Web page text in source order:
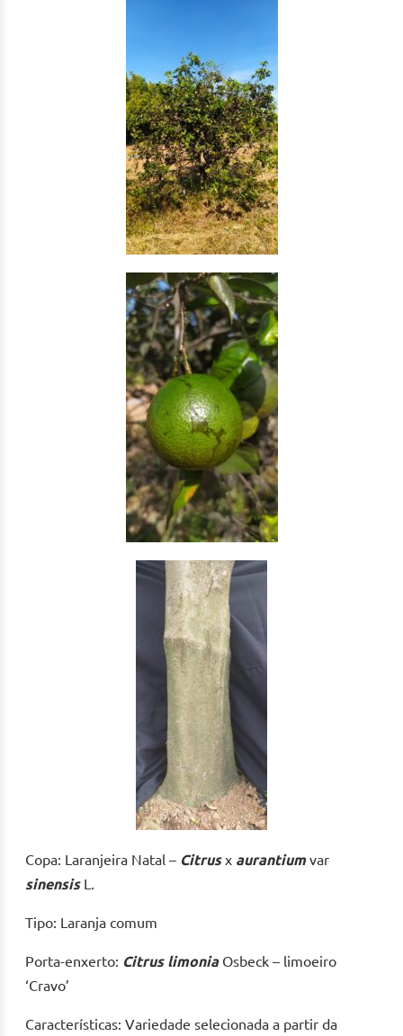
Copa: Laranjeira Natal – Citrusx aurantiumvar
sinensisL.
Tipo: Laranja comum
Porta-enxerto: Citrus limoniaOsbeck – limoeiro
‘Cravo’
Características: Variedade selecionada a partir da